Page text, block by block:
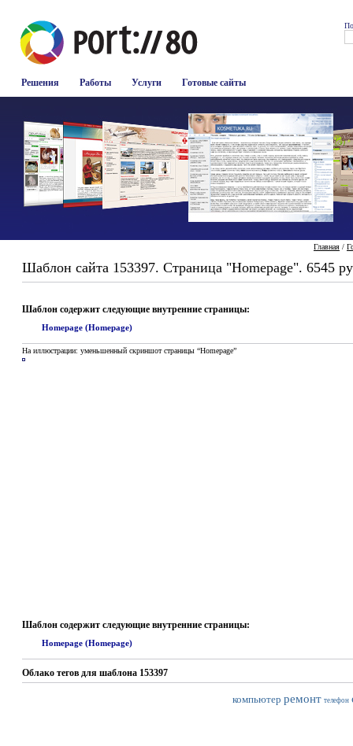
Решения Работы Услуги Готовые сайты
Главная /
Шаблон сайта 153397. Страница "Homepage". 6545
Шаблон содержит следующие внутренние страницы:
Homepage (Homepage)
На иллюстрации: уменьшенный скриншот страницы “Homepage”
Шаблон содержит следующие внутренние страницы:
Homepage (Homepage)
Облако тегов для шаблона 153397
компьютер ремонт телефон